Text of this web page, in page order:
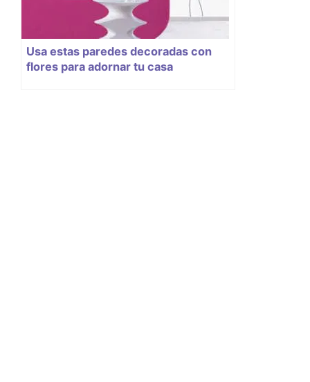
Usa estas paredes decoradas con
flores para adornar tu casa